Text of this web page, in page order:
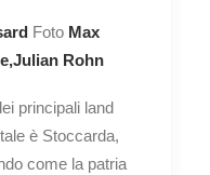
Foto Max
Rohn
principali land
è Stoccarda,
come la patria